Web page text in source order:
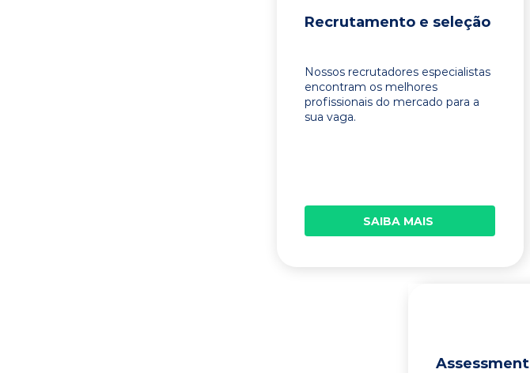
Recrutamento e seleção
Nossos recrutadores especialistas
encontram os melhores
profissionais do mercado para a
sua vaga.
SAIBA MAIS
Assessment